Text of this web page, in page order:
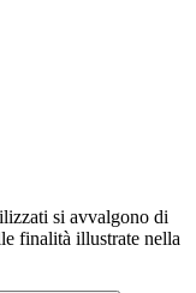
si avvalgono di
finalità illustrate nella